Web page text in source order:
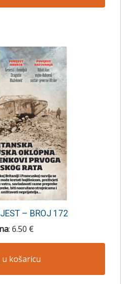
– BROJ 172
: 6.50 €
u košaricu